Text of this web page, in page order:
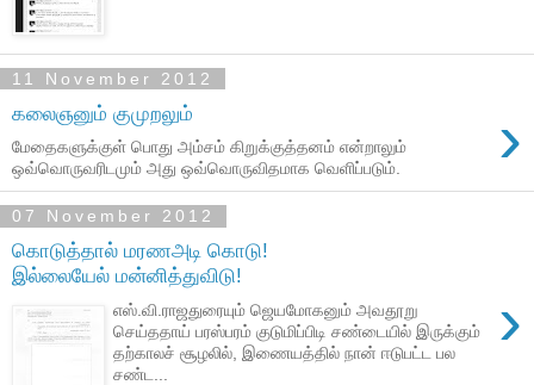
11 November 2012
கலைஞனும் குமுறலும் ›
மேதைகளுக்குள் பொது அம்சம் கிறுக்குத்தனம் என்றாலும்
ஒவ்வொருவரிடமும் அது ஒவ்வொருவிதமாக வெளிப்படும்.
07 November 2012
கொடுத்தால் மரணஅடி கொடு!
இல்லையேல் மன்னித்துவிடு!
›
எஸ்.வி.ராஜதுரையும் ஜெயமோகனும் அவதூறு
செய்ததாய் பரஸ்பரம் குடுமிப்பிடி சண்டையில் இருக்கும்
தற்காலச் சூழலில், இணையத்தில் நான் ஈடுபட்ட பல
சண்ட...